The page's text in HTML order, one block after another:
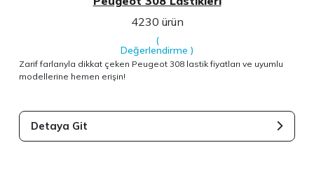
4230 ürün
(
Değerlendirme )
Zarif farlarıyla dikkat çeken Peugeot 308 lastik fiyatları ve uyumlu
modellerine hemen erişin!
Detaya Git